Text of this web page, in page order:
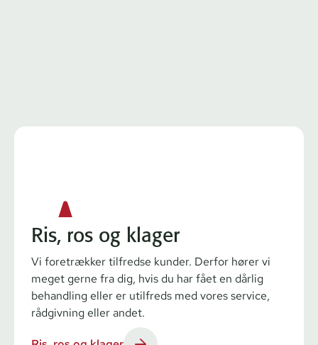
Ris, ros og klager
Vi foretrækker tilfredse kunder. Derfor hører vi
meget gerne fra dig, hvis du har fået en dårlig
behandling eller er utilfreds med vores service,
rådgivning eller andet.